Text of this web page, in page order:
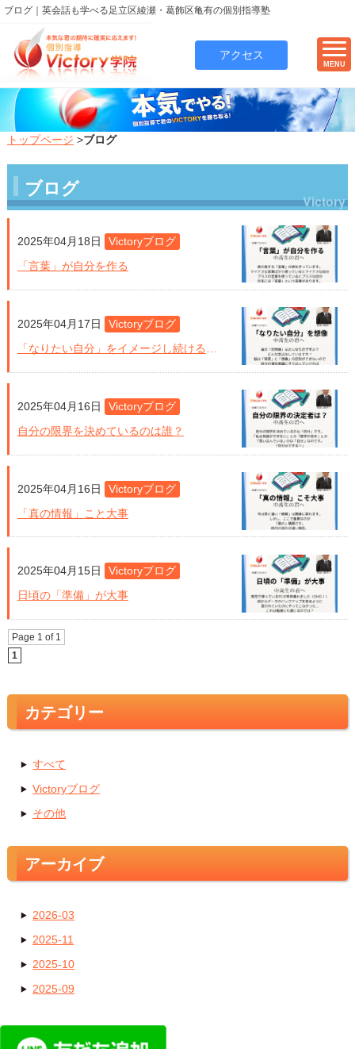
ブログ｜英会話も学べる足立区綾瀬・葛飾区亀有の個別指導塾
アクセス
MENU
トップページ >ブログ
ブログ
2025年04月18日
Victoryブログ
「言葉」が自分を作る
2025年04月17日
Victoryブログ
2025年04月16日
Victoryブログ
自分の限界を決めているのは誰？
2025年04月16日
Victoryブログ
「真の情報」こと大事
2025年04月15日
Victoryブログ
日頃の「準備」が大事
Page 1 of 1
1
カテゴリー
すべて
Victoryブログ
その他
アーカイブ
2026-03
2025-11
2025-10
2025-09